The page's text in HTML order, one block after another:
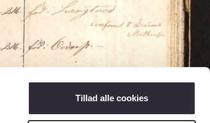
Tillad alle cookies